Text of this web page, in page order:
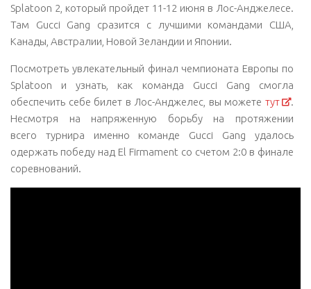
Splatoon 2, который пройдет 11-12 июня в Лос-Анджелесе.
Там Gucci Gang сразится с лучшими командами США,
Канады, Австралии, Новой Зеландии и Японии.
Посмотреть увлекательный финал чемпионата Европы по
Splatoon и узнать, как команда Gucci Gang смогла
обеспечить себе билет в Лос-Анджелес, вы можете тут
.
Несмотря на напряженную борьбу на протяжении
всего турнира именно команде Gucci Gang удалось
одержать победу над El Firmament со счетом 2:0 в финале
соревнований.